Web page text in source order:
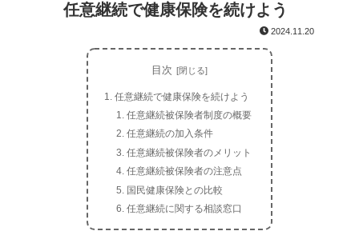
任意継続で健康保険を続けよう
2024.11.20
目次
任意継続で健康保険を続けよう
任意継続被保険者制度の概要
任意継続の加入条件
任意継続被保険者のメリット
任意継続被保険者の注意点
国民健康保険との比較
任意継続に関する相談窓口